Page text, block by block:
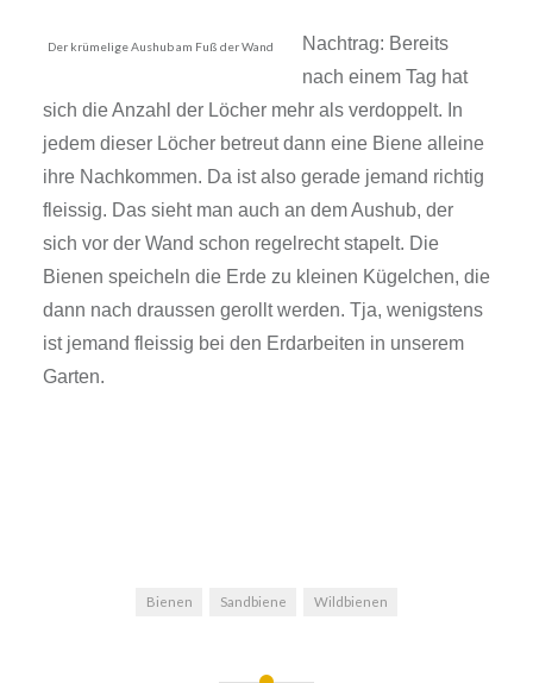
Der krümelige Aushub am Fuß der Wand
Nachtrag: Bereits
nach einem Tag hat
sich die Anzahl der Löcher mehr als verdoppelt. In
jedem dieser Löcher betreut dann eine Biene alleine
ihre Nachkommen. Da ist also gerade jemand richtig
fleissig. Das sieht man auch an dem Aushub, der
sich vor der Wand schon regelrecht stapelt. Die
Bienen speicheln die Erde zu kleinen Kügelchen, die
dann nach draussen gerollt werden. Tja, wenigstens
ist jemand fleissig bei den Erdarbeiten in unserem
Garten.
Bienen Sandbiene Wildbienen